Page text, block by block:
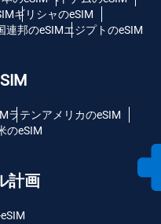
ギリシャのeSIM
連邦のeSIMエジプトのeSIM
ラテンアメリカのeSIM
のeSIM
計画